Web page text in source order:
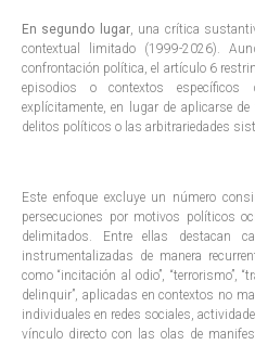
En segundo lugar, una crítica
contextual limitado (1999-2026).
confrontación política, el artículo 6
episodios o contextos específicos
explícitamente, en lugar de aplicarse
delitos políticos o las arbitrariedades
Este enfoque excluye un número
persecuciones por motivos políticos
delimitados. Entre ellas destacan
instrumentalizadas de manera
como “incitación al odio”, “terrorismo”,
delinquir”, aplicadas en contextos no
individuales en redes sociales,
vínculo directo con las olas de